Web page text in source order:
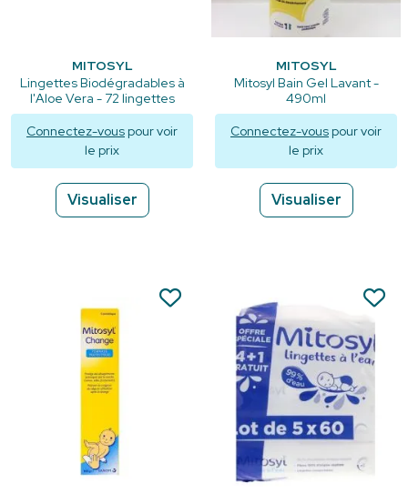
MITOSYL
Lingettes Biodégradables à
l'Aloe Vera - 72 lingettes
Connectez-vous pour voir
le prix
Visualiser
MITOSYL
Mitosyl Bain Gel Lavant -
490ml
Connectez-vous pour voir
le prix
Visualiser